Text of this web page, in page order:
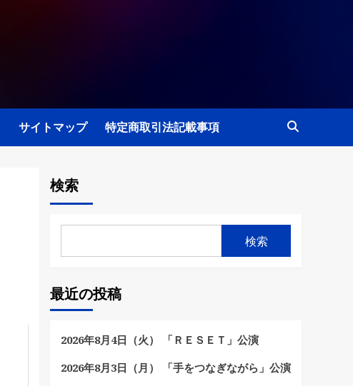
サイトマップ 特定商取引法記載事項
検索
検索
最近の投稿
2026年8月4日（火） 「ＲＥＳＥＴ」公演
2026年8月3日（月） 「手をつなぎながら」公演